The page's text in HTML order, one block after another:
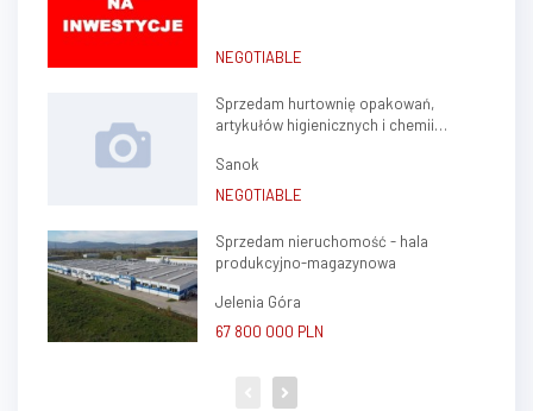
NEGOTIABLE
Sprzedam hurtownię opakowań,
artykułów higienicznych i chemii
Sanok
NEGOTIABLE
Sprzedam nieruchomość - hala
produkcyjno-magazynowa
Jelenia Góra
67 800 000 PLN